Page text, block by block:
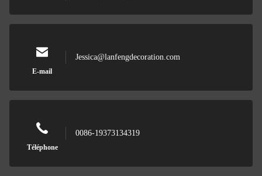
E-mail
Jessica@lanfengdecoration.com
Téléphone
0086-19373134319